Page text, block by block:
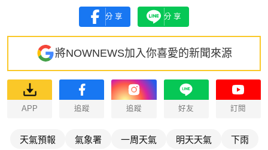
分享 分享
將NOWNEWS加入你喜愛的新聞來源
APP 追蹤 追蹤 好友 訂閱
天氣預報 氣象署 一周天氣 明天天氣 下雨